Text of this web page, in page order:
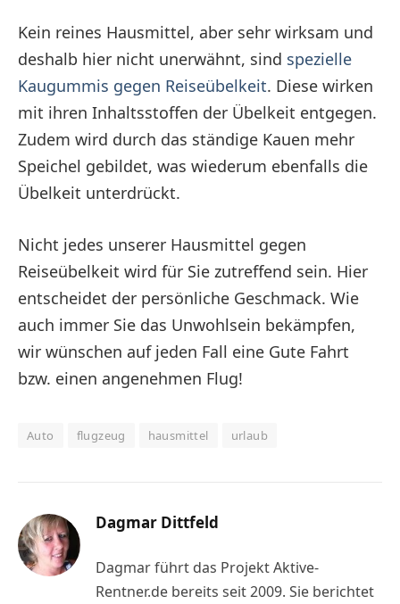
Kein reines Hausmittel, aber sehr wirksam und
deshalb hier nicht unerwähnt, sind spezielle
Kaugummis gegen Reiseübelkeit. Diese wirken
mit ihren Inhaltsstoffen der Übelkeit entgegen.
Zudem wird durch das ständige Kauen mehr
Speichel gebildet, was wiederum ebenfalls die
Übelkeit unterdrückt.
Nicht jedes unserer Hausmittel gegen
Reiseübelkeit wird für Sie zutreffend sein. Hier
entscheidet der persönliche Geschmack. Wie
auch immer Sie das Unwohlsein bekämpfen,
wir wünschen auf jeden Fall eine Gute Fahrt
bzw. einen angenehmen Flug!
Auto flugzeug hausmittel urlaub
Dagmar Dittfeld
Dagmar führt das Projekt Aktive-
Rentner.de bereits seit 2009. Sie berichtet